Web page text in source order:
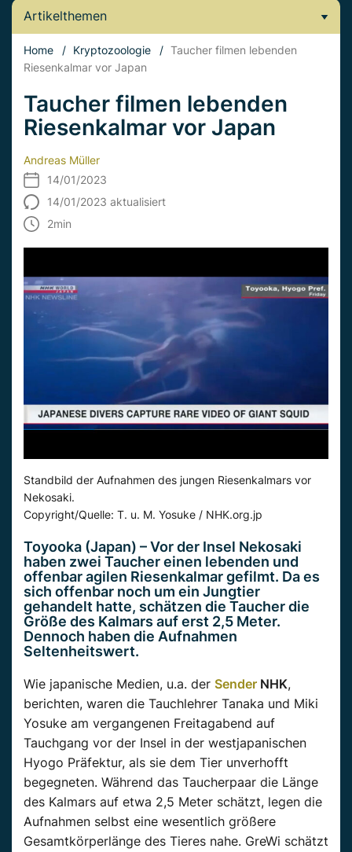
Artikelthemen
Home / Kryptozoologie / Taucher filmen lebenden
Riesenkalmar vor Japan
Taucher filmen lebenden
Riesenkalmar vor Japan
Andreas Müller
14/01/2023
14/01/2023 aktualisiert
2min
Standbild der Aufnahmen des jungen Riesenkalmars vor
Nekosaki.
Copyright/Quelle: T. u. M. Yosuke / NHK.org.jp
Toyooka (Japan) –Vorder Insel Nekosaki
haben zwei Tauchereinen lebenden und
offenbaragilen Riesenkalmar gefilmt. Da es
sich offenbar noch um ein Jungtier
gehandelt hatte, schätzen die Taucherdie
Größe des Kalmars auf erst 2,5 Meter.
Dennoch haben die Aufnahmen
Seltenheitswert.
Wie japanische Medien, u.a. der Sender NHK,
berichten, waren die Tauchlehrer Tanaka und Miki
Yosuke am vergangenen Freitagabend auf
Tauchgang vor der Insel in der westjapanischen
Hyogo Präfektur, als sie dem Tier unverhofft
begegneten. Während das Taucherpaar die Länge
des Kalmars auf etwa 2,5 Meter schätzt, legen die
Aufnahmen selbst eine wesentlich größere
Gesamtkörperlänge des Tieres nahe. GreWi schätzt